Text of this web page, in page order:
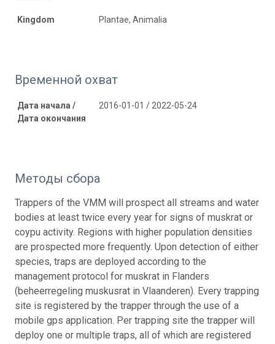
Kingdom Plantae, Animalia
Временной охват
Дата начала /
Дата окончания
2016-01-01 / 2022-05-24
Методы сбора
Trappers of the VMM will prospect all streams and water
bodies at least twice every year for signs of muskrat or
coypu activity. Regions with higher population densities
are prospected more frequently. Upon detection of either
species, traps are deployed according to the
management protocol for muskrat in Flanders
(beheerregeling muskusrat in Vlaanderen). Every trapping
site is registered by the trapper through the use of a
mobile gps application. Per trapping site the trapper will
deploy one or multiple traps, all of which are registered